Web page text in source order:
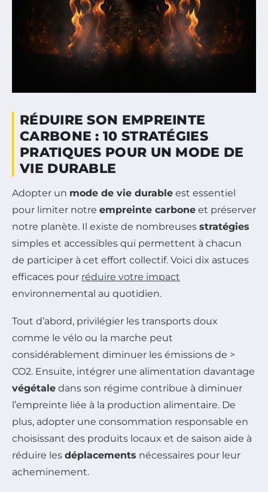
RÉDUIRE SON EMPREINTE
CARBONE : 10 STRATÉGIES
PRATIQUES POUR UN MODE DE
VIE DURABLE
Adopter un mode de vie durable est essentiel
pour limiter notre empreinte carbone et préserver
notre planète. Il existe de nombreuses stratégies
simples et accessibles qui permettent à chacun
de participer à cet effort collectif. Voici dix astuces
efficaces pour réduire votre impact
environnemental au quotidien.
Tout d’abord, privilégier les transports doux
comme le vélo ou la marche peut
considérablement diminuer les émissions de >
CO2. Ensuite, intégrer une alimentation davantage
végétale dans son régime contribue à diminuer
l’empreinte liée à la production alimentaire. De
plus, adopter une consommation responsable en
choisissant des produits locaux et de saison aide à
réduire les déplacements nécessaires pour leur
acheminement.